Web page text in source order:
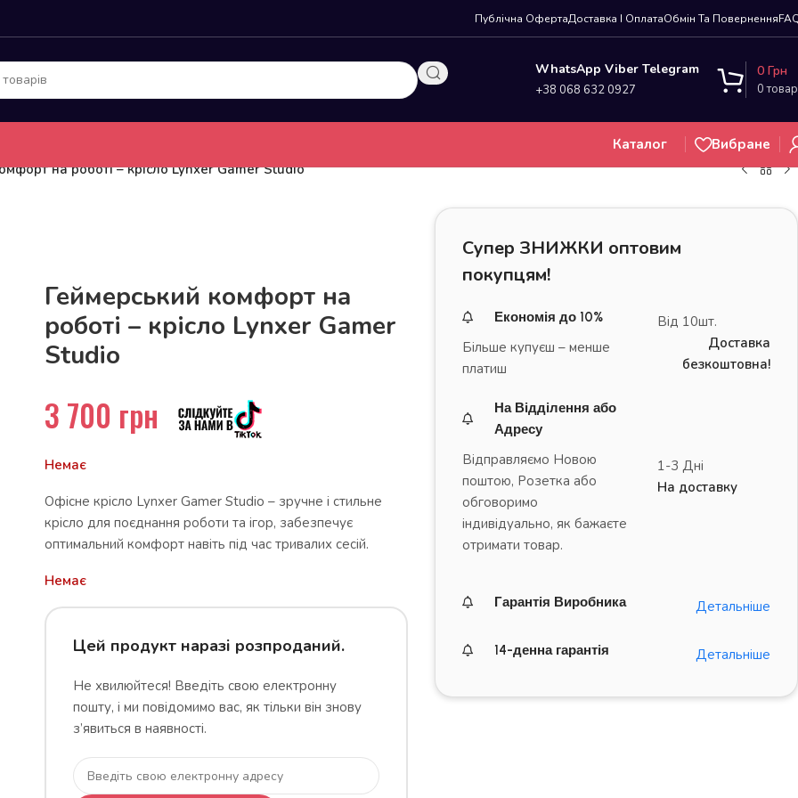
Публічна ОфертаДоставка І ОплатаОбмін Та Повернення
WhatsApp Viber Telegram
+38 068 632 0927 0
0 Грн
Каталог
Вибране
на роботі – крісло Lynxer Gamer Studio
Геймерський комфорт на
роботі – крісло Lynxer Gamer
Studio
3 700 грн
Немає
Офісне крісло Lynxer Gamer Studio – зручне і стильне
крісло для поєднання роботи та ігор, забезпечує
оптимальний комфорт навіть під час тривалих сесій.
Немає
Цей продукт наразі розпроданий.
Не хвилюйтеся! Введіть свою електронну
пошту, і ми повідомимо вас, як тільки він знову
з’явиться в наявності.
Супер ЗНИЖКИ оптовим
покупцям!
Економія до 10%
Більше купуєш – менше
платиш
Від 10шт.
Доставка
безкоштовна!
На Відділення або
Адресу
Відправляємо Новою
поштою, Розетка або
обговоримо
індивідуально, як бажаєте
отримати товар.
1-3 Дні
На доставку
Гарантія Виробника Детальніше
14-денна гарантія Детальніше